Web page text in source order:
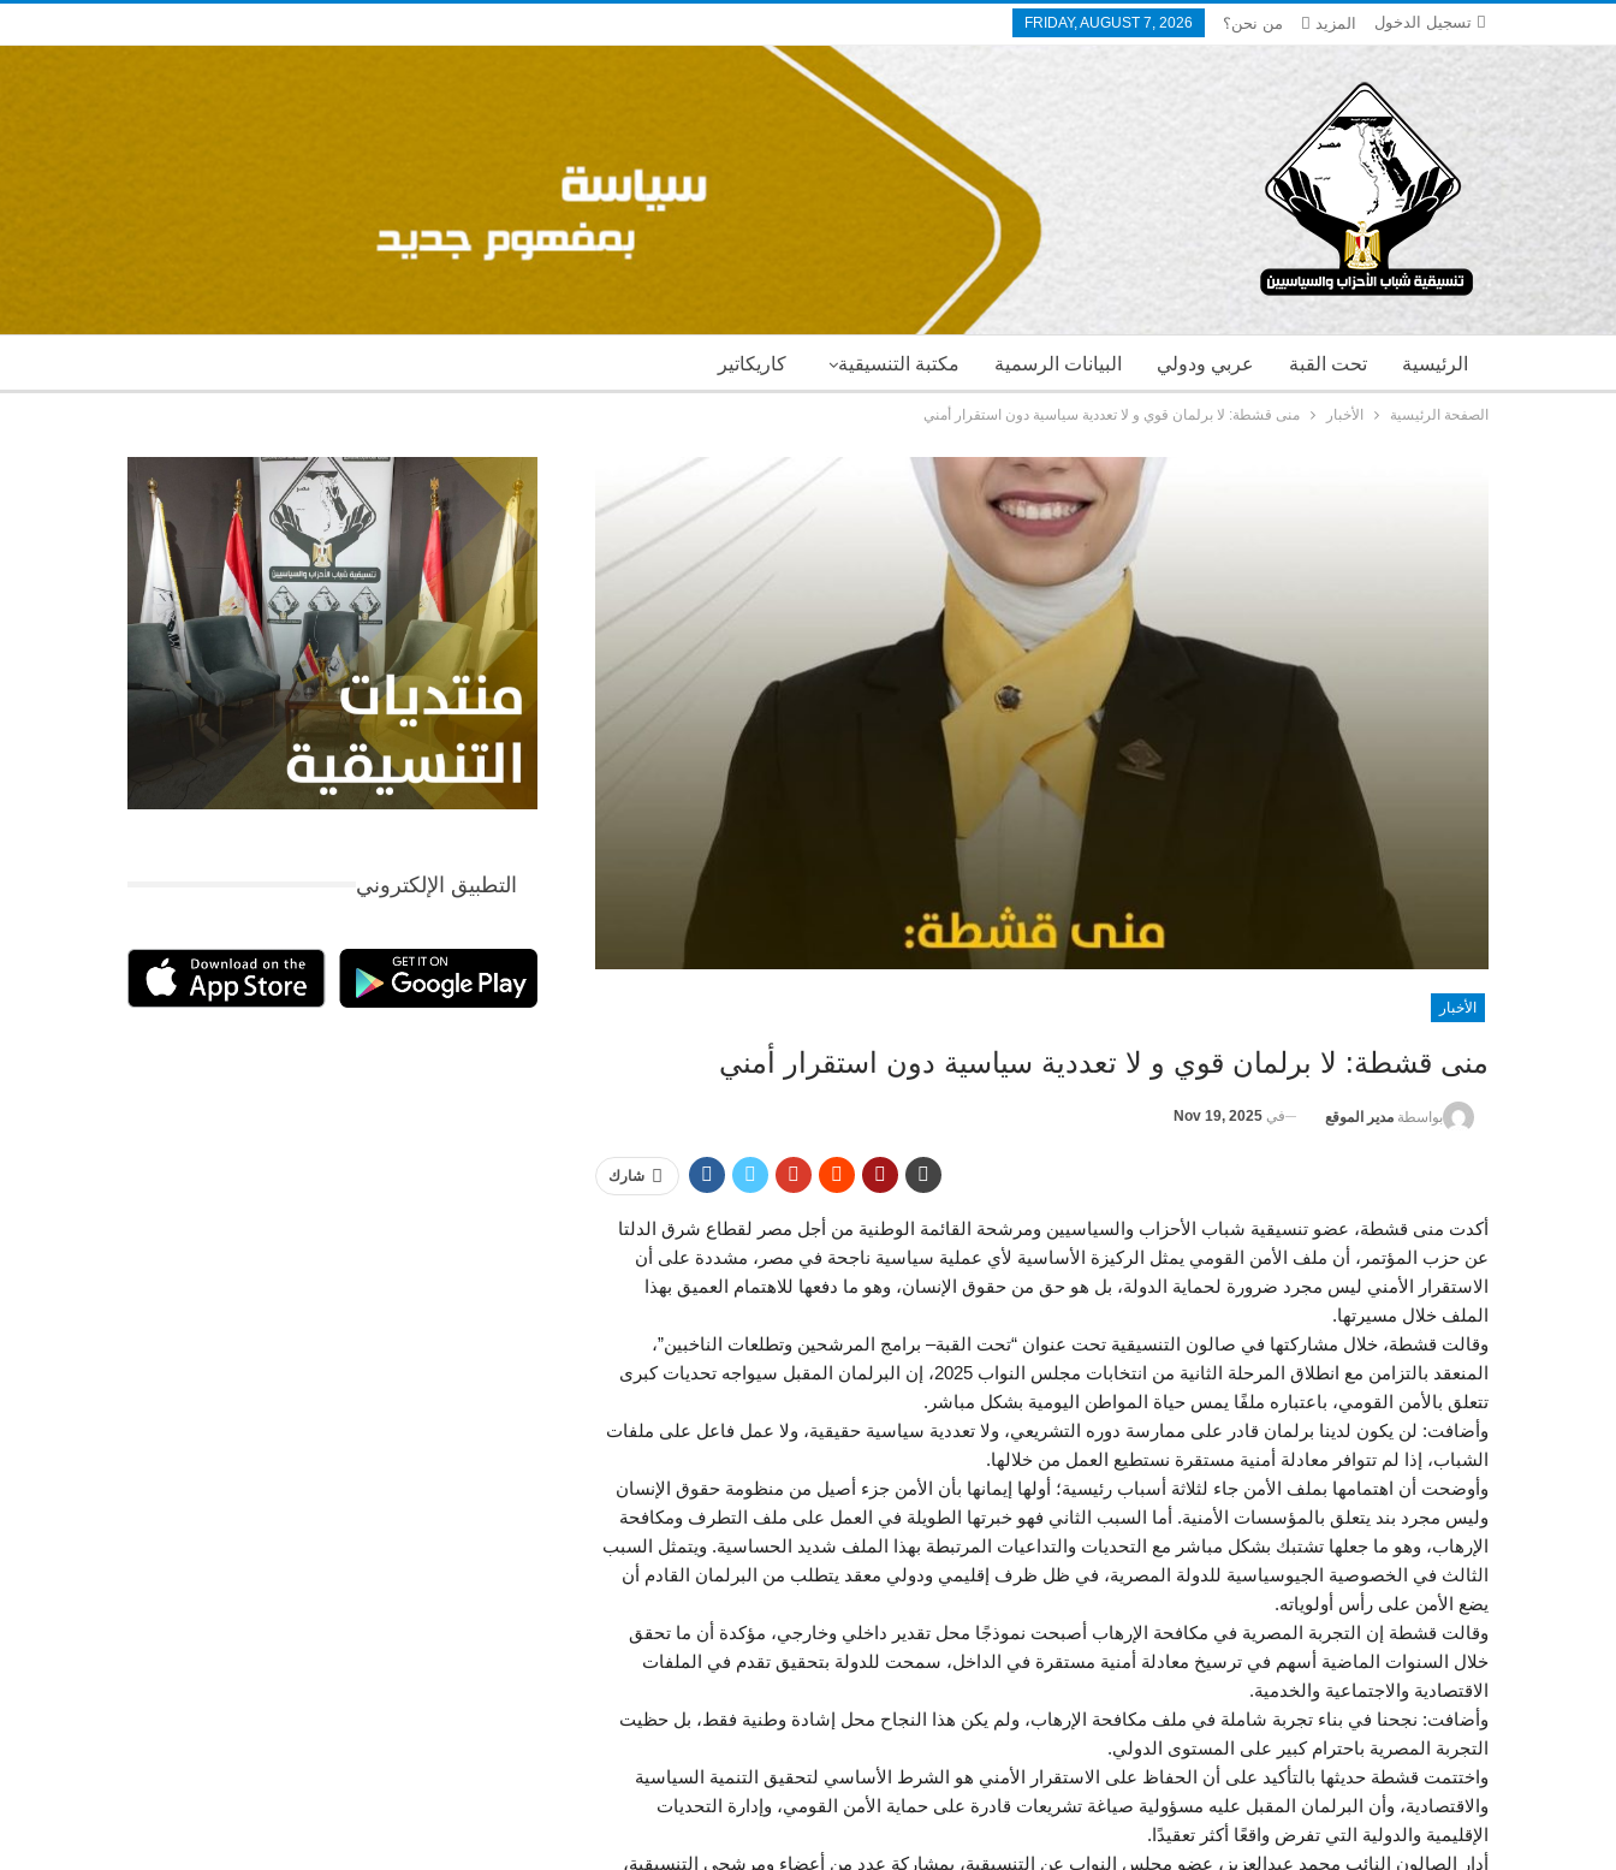
تسجيل الدخول FRIDAY, AUGUST 7, 2026 من نحن؟ المزيد
كاريكاتير مكتبة التنسيقية البيانات الرسمية عربي ودولي تحت القبة الرئيسية
الصفحة الرئيسية الأخبار منى قشطة: لا برلمان قوي و لا تعددية سياسية دون استقرار أمني
الأخبار
منى قشطة: لا برلمان قوي و لا تعددية سياسية دون استقرار أمني
بواسطة مدير الموقع في Nov 19, 2025
شارك
أكدت منى قشطة، عضو تنسيقية شباب الأحزاب والسياسيين ومرشحة القائمة الوطنية من أجل مصر لقطاع شرق الدلتا
عن حزب المؤتمر، أن ملف الأمن القومي يمثل الركيزة الأساسية لأي عملية سياسية ناجحة في مصر، مشددة على أن
الاستقرار الأمني ليس مجرد ضرورة لحماية الدولة، بل هو حق من حقوق الإنسان، وهو ما دفعها للاهتمام العميق بهذا
الملف خلال مسيرتها.
وقالت قشطة، خلال مشاركتها في صالون التنسيقية تحت عنوان “تحت القبة– برامج المرشحين وتطلعات الناخبين”،
المنعقد بالتزامن مع انطلاق المرحلة الثانية من انتخابات مجلس النواب 2025، إن البرلمان المقبل سيواجه تحديات كبرى
تتعلق بالأمن القومي، باعتباره ملفًا يمس حياة المواطن اليومية بشكل مباشر.
وأضافت: لن يكون لدينا برلمان قادر على ممارسة دوره التشريعي، ولا تعددية سياسية حقيقية، ولا عمل فاعل على ملفات
الشباب، إذا لم تتوافر معادلة أمنية مستقرة نستطيع العمل من خلالها.
وأوضحت أن اهتمامها بملف الأمن جاء لثلاثة أسباب رئيسية؛ أولها إيمانها بأن الأمن جزء أصيل من منظومة حقوق الإنسان
وليس مجرد بند يتعلق بالمؤسسات الأمنية. أما السبب الثاني فهو خبرتها الطويلة في العمل على ملف التطرف ومكافحة
الإرهاب، وهو ما جعلها تشتبك بشكل مباشر مع التحديات والتداعيات المرتبطة بهذا الملف شديد الحساسية. ويتمثل السبب
الثالث في الخصوصية الجيوسياسية للدولة المصرية، في ظل ظرف إقليمي ودولي معقد يتطلب من البرلمان القادم أن
يضع الأمن على رأس أولوياته.
وقالت قشطة إن التجربة المصرية في مكافحة الإرهاب أصبحت نموذجًا محل تقدير داخلي وخارجي، مؤكدة أن ما تحقق
خلال السنوات الماضية أسهم في ترسيخ معادلة أمنية مستقرة في الداخل، سمحت للدولة بتحقيق تقدم في الملفات
الاقتصادية والاجتماعية والخدمية.
وأضافت: نجحنا في بناء تجربة شاملة في ملف مكافحة الإرهاب، ولم يكن هذا النجاح محل إشادة وطنية فقط، بل حظيت
التجربة المصرية باحترام كبير على المستوى الدولي.
واختتمت قشطة حديثها بالتأكيد على أن الحفاظ على الاستقرار الأمني هو الشرط الأساسي لتحقيق التنمية السياسية
والاقتصادية، وأن البرلمان المقبل عليه مسؤولية صياغة تشريعات قادرة على حماية الأمن القومي، وإدارة التحديات
الإقليمية والدولية التي تفرض واقعًا أكثر تعقيدًا.
أدار الصالون النائب محمد عبدالعزيز، عضو مجلس النواب عن التنسيقية، بمشاركة عدد من أعضاء ومرشحي التنسيقية،
التطبيق الإلكتروني